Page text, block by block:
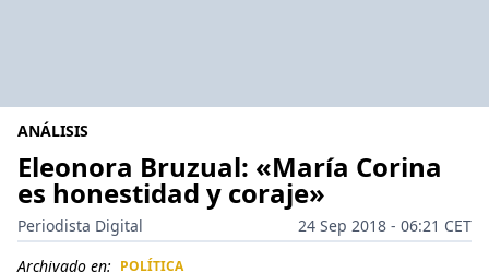
ANÁLISIS
Eleonora Bruzual: «María Corina
es honestidad y coraje»
Periodista Digital
24 Sep 2018 - 06:21 CET
Archivado en: POLÍTICA